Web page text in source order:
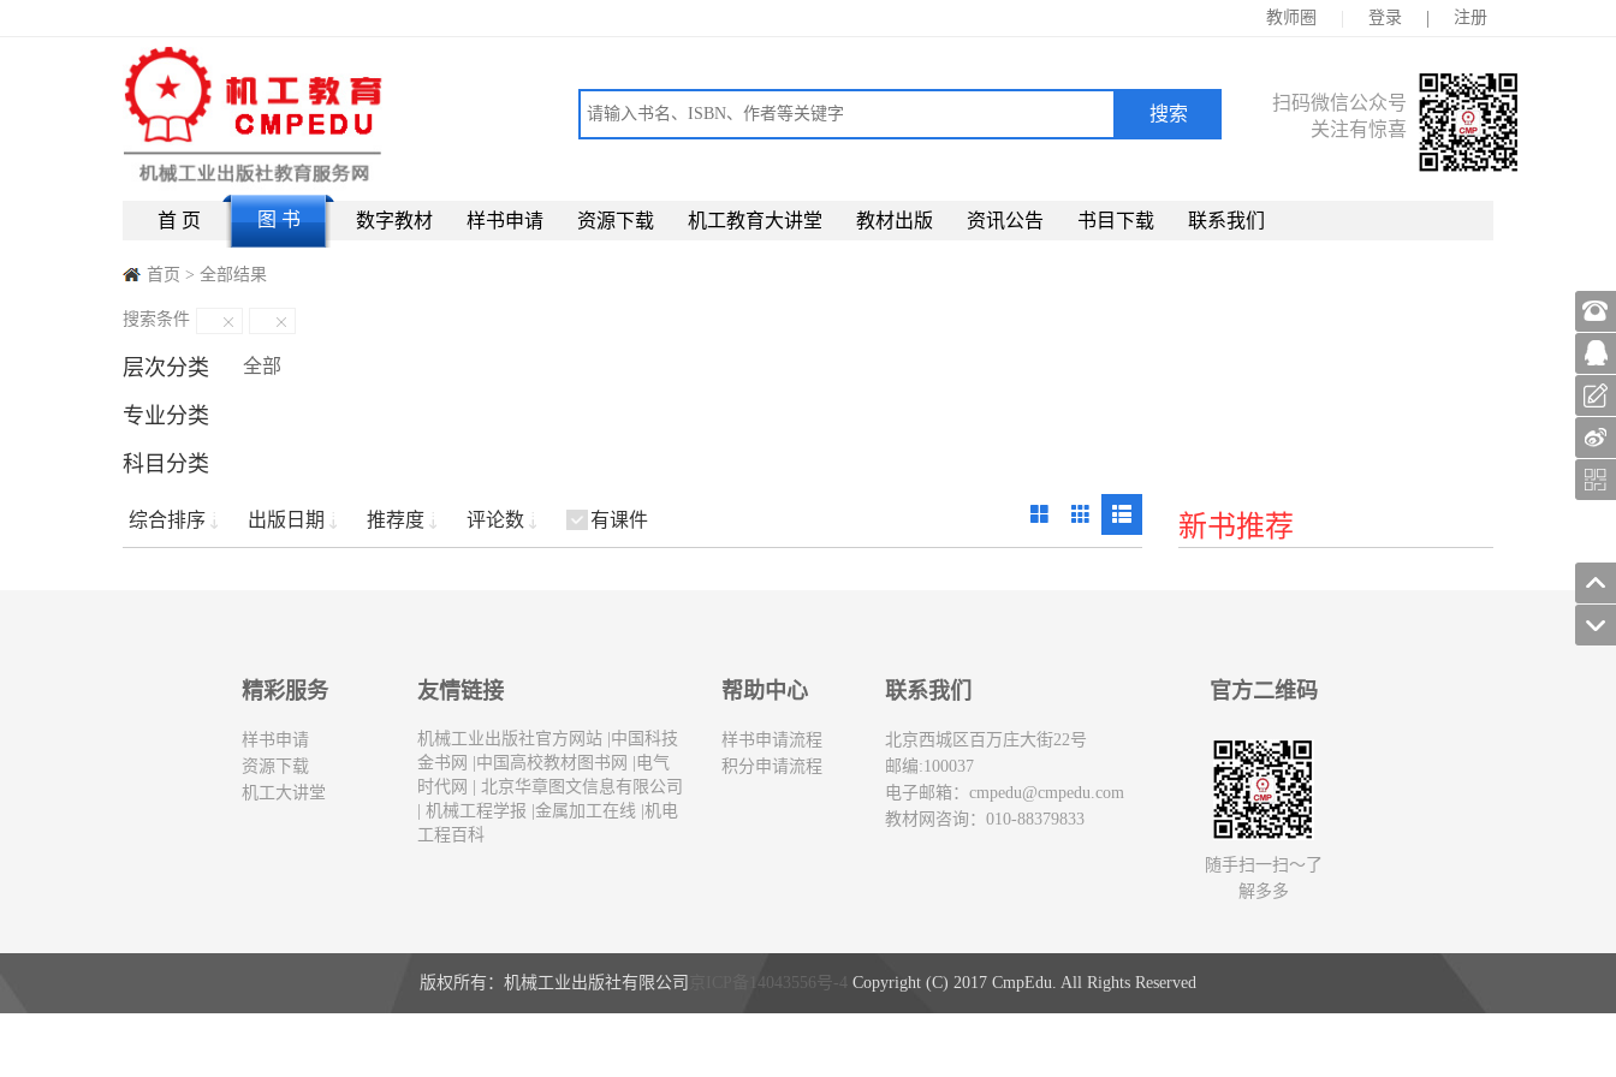
首 页 图 书 数字教材 样书申请 资源下载 机工教育大讲堂 教材出版 资讯公告 书目下载 联系我们
教师圈 | 登录 | 注册
扫码微信公众号
关注有惊喜
首页 > 全部结果
搜索条件
层次分类 全部
专业分类
科目分类
综合排序 出版日期 推荐度 评论数 有课件 新书推荐
精彩服务
样书申请
资源下载
机工大讲堂
友情链接
机械工业出版社官方网站 中国科技
金书网
中国高校教材图书网
电气
时代网
北京华章图文信息有限公司
机械工程学报 |金属加工在线 |机电
工程百科
帮助中心
样书申请流程
积分申请流程
联系我们
北京西城区百万庄大街22号
邮编:100037
电子邮箱： cmpedu@cmpedu.com
教材网咨询：010-88379833
官方二维码
随手扫一扫～了
解多多
版权所有：机械工业出版社有限公司 京ICP备14043556号-4 Copyright (C) 2017 CmpEdu. All Rights Reserved